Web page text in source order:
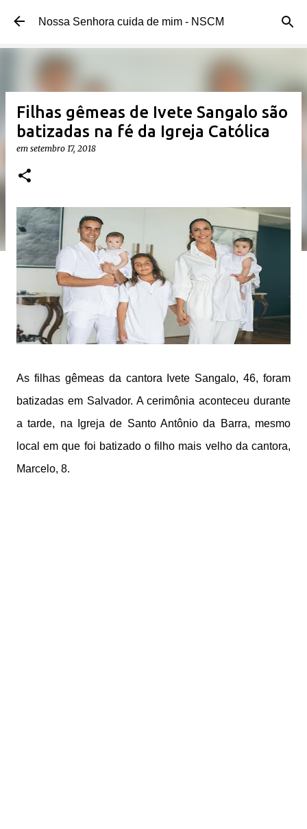
Pular para o conteúdo principal
Nossa Senhora cuida de mim - NSCM
Filhas gêmeas de Ivete Sangalo são
batizadas na fé da Igreja Católica
em setembro 17, 2018
As filhas gêmeas da cantora Ivete Sangalo, 46, foram
batizadas em Salvador. A cerimônia aconteceu durante
a tarde, na Igreja de Santo Antônio da Barra, mesmo
local em que foi batizado o filho mais velho da cantora,
Marcelo, 8.